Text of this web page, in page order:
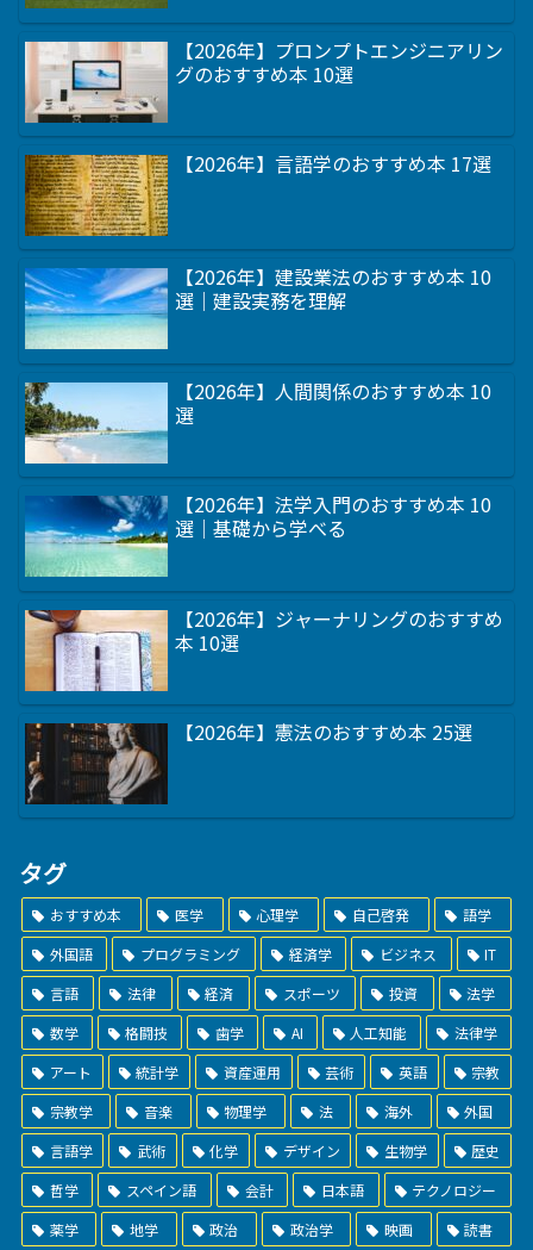
【2026年】プロンプトエンジニアリン
グのおすすめ本 10選
【2026年】言語学のおすすめ本 17選
【2026年】建設業法のおすすめ本 10
選｜建設実務を理解
【2026年】人間関係のおすすめ本 10
選
【2026年】法学入門のおすすめ本 10
選｜基礎から学べる
【2026年】ジャーナリングのおすすめ
本 10選
【2026年】憲法のおすすめ本 25選
タグ
おすすめ本 医学 心理学 自己啓発
語学
外国語
プログラミング 経済学 ビジネス
IT
言語
法律 経済 スポーツ 投資
法学
数学
格闘技 歯学 AI 人工知能
法律学
アート
統計学 資産運用 芸術 英語
宗教
宗教学
音楽 物理学 法 海外
外国
言語学
武術 化学 デザイン 生物学
歴史
哲学
スペイン語 会計 日本語
テクノロジー
薬学
地学 政治 政治学 映画 読書